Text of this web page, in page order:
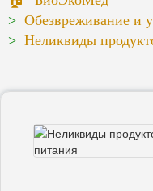
Обезвреживание и
Неликвиды